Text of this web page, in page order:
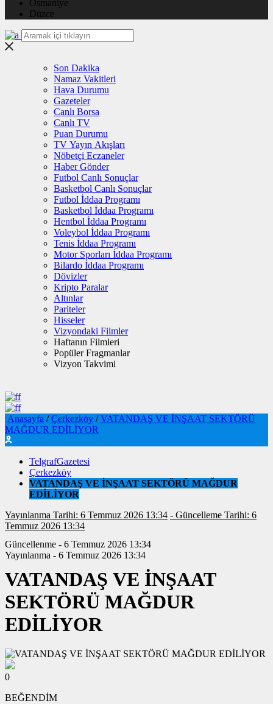
Osmaniye
Düzce
Son Dakika
Namaz Vakitleri
Hava Durumu
Gazeteler
Canlı Borsa
Canlı TV
Puan Durumu
TV Yayın Akışları
Nöbetçi Eczaneler
Haber Gönder
Futbol Canlı Sonuçlar
Basketbol Canlı Sonuçlar
Futbol İddaa Programı
Basketbol İddaa Programı
Hentbol İddaa Programı
Voleybol İddaa Programı
Tenis İddaa Programı
Motor Sporları İddaa Programı
Bilardo İddaa Programı
Dövizler
Kripto Paralar
Altınlar
Pariteler
Hisseler
Vizyondaki Filmler
Haftanın Filmleri
Popüler Fragmanlar
Vizyon Takvimi
Anasayfa / Çerkezköy / VATANDAŞ VE İNŞAAT SEKTÖRÜ
MAĞDUR EDİLİYOR
TelgrafGazetesi
Çerkezköy
VATANDAŞ VE İNŞAAT SEKTÖRÜ MAĞDUR
EDİLİYOR
Yayınlanma Tarihi: 6 Temmuz 2026 13:34 - Güncelleme Tarihi: 6
Temmuz 2026 13:34
Güncellenme - 6 Temmuz 2026 13:34
Yayınlanma - 6 Temmuz 2026 13:34
VATANDAŞ VE İNŞAAT
SEKTÖRÜ MAĞDUR
EDİLİYOR
0
BEĞENDİM